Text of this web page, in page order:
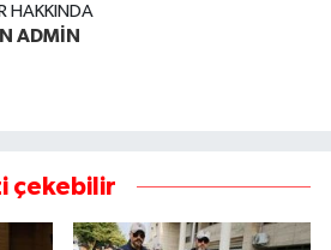
HAKKINDA
ADMİN
çekebilir